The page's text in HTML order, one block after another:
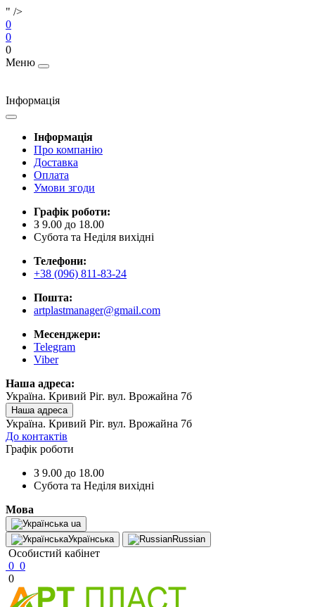
" />
0
0
0
Меню
Інформація
Інформація
Про компанію
Доставка
Оплата
Умови згоди
Графік роботи:
З 9.00 до 18.00
Субота та Неділя вихідні
Телефони:
+38 (096) 811-83-24
Пошта:
artplastmanager@gmail.com
Месенджери:
Telegram
Viber
Наша адреса:
Україна. Кривий Ріг. вул. Врожайна 7б
Наша адреса
Україна. Кривий Ріг. вул. Врожайна 7б
До контактів
Графік роботи
З 9.00 до 18.00
Субота та Неділя вихідні
Мова
ua
Українська
Russian
Особистий кабінет
0 0
0